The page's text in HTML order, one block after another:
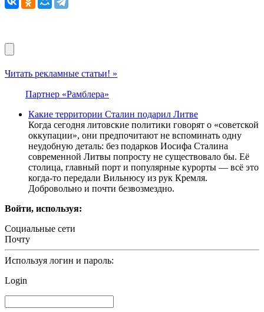
Читать рекламные статьи! »
Партнер «Рамблера»
Какие территории Сталин подарил Литве
Когда сегодня литовские политики говорят о «советской
оккупации», они предпочитают не вспоминать одну
неудобную деталь: без подарков Иосифа Сталина
современной Литвы попросту не существовало бы. Её
столица, главный порт и популярные курорты — всё это
когда-то передали Вильнюсу из рук Кремля.
Добровольно и почти безвозмездно.
Войти, используя:
Социальные сети
Почту
Используя логин и пароль:
Login